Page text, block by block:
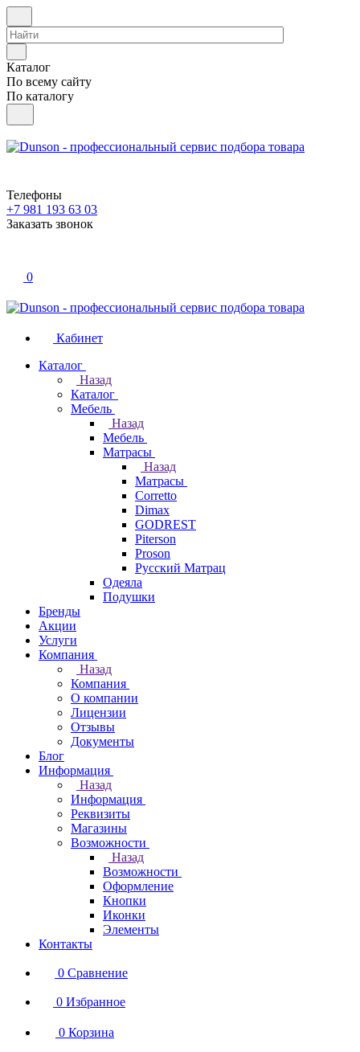
Каталог
По всему сайту
По каталогу
Телефоны
+7 981 193 63 03
Заказать звонок
0
Кабинет
Каталог
Назад
Каталог
Мебель
Назад
Мебель
Матрасы
Назад
Матрасы
Corretto
Dimax
GODREST
Piterson
Proson
Русский Матрац
Одеяла
Подушки
Бренды
Акции
Услуги
Компания
Назад
Компания
О компании
Лицензии
Отзывы
Документы
Блог
Информация
Назад
Информация
Реквизиты
Магазины
Возможности
Назад
Возможности
Оформление
Кнопки
Иконки
Элементы
Контакты
0 Сравнение
0 Избранное
0 Корзина